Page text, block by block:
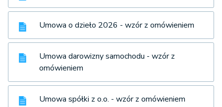
Umowa o dzieło 2026 - wzór z omówieniem
Umowa darowizny samochodu - wzór z
omówieniem
Umowa spółki z o.o. - wzór z omówieniem